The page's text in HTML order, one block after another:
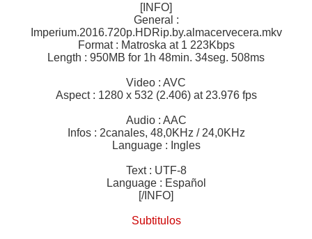
[INFO]
General :
Imperium.2016.720p.HDRip.by.almacervecera.mkv
Format : Matroska at 1 223Kbps
Length : 950MB for 1h 48min. 34seg. 508ms
Video : AVC
Aspect : 1280 x 532 (2.406) at 23.976 fps
Audio : AAC
Infos : 2canales, 48,0KHz / 24,0KHz
Language : Ingles
Text : UTF-8
Language : Español
[/INFO]
Subtitulos